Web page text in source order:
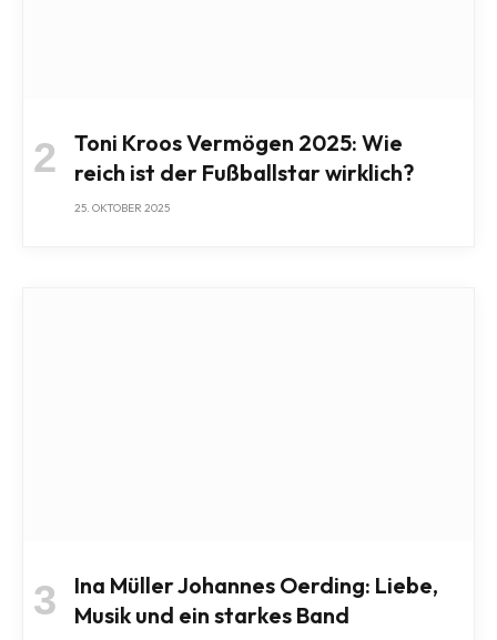
Toni Kroos Vermögen 2025: Wie
reich ist der Fußballstar wirklich?
25. OKTOBER 2025
Ina Müller Johannes Oerding: Liebe,
Musik und ein starkes Band